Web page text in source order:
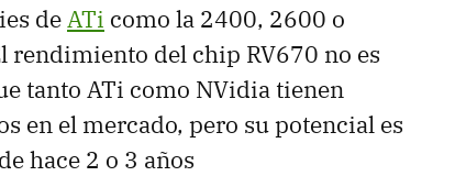
deATi como la 2400, 2600 o
rendimiento del chip RV670 no es
tanto ATi como NVidia tienen
en el mercado, pero su potencial es
hace 2 o 3 años